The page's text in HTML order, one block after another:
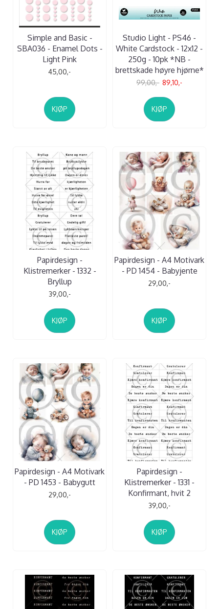
Simple and Basic -
SBA036 - Enamel Dots -
Light Pink
45,00,-
KJØP
Studio Light - PS46 -
White Cardstock - 12x12 -
250g - 10pk *NB -
brettskade høyre hjørne*
99,00,- 89,10,-
KJØP
Papirdesign -
Klistremerker - 1332 -
Bryllup
39,00,-
KJØP
Papirdesign - A4 Motivark
- PD 1454 - Babyjente
29,00,-
KJØP
Papirdesign - A4 Motivark
- PD 1453 - Babygutt
29,00,-
KJØP
Papirdesign -
Klistremerker - 1331 -
Konfirmant, hvit 2
39,00,-
KJØP